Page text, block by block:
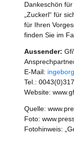
Dankeschön
„Zuckerl“ für
für Ihren
finden Sie im
Aussender:
E-Mail:
Tel.:
Website:
Quelle:
Foto:
Fotohinweis: